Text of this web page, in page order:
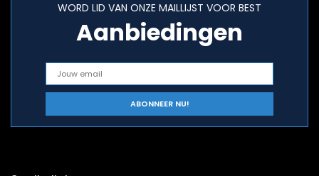
WORD LID VAN ONZE MAILLIJST VOOR BEST
Aanbiedingen